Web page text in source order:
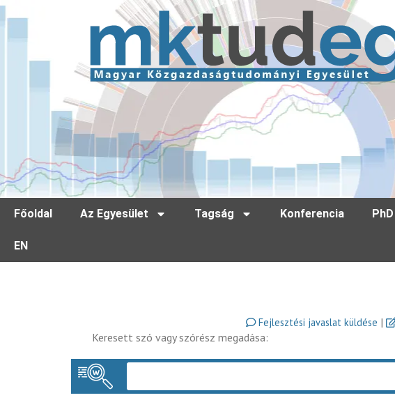
Főoldal Az Egyesület Tagság Konferencia
EN
Fejlesztési javaslat küldése |
Keresett szó vagy szórész megadása: